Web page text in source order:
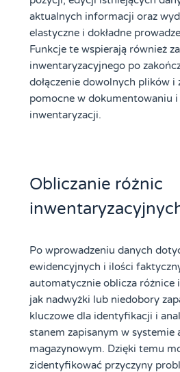
aktualnych informacji oraz
elastyczne i dokładne
Funkcje te wspierają również
inwentaryzacyjnego po
dołączenie dowolnych plików i
pomocne w dokumentowaniu
inwentaryzacji.
Obliczanie różnic
Po wprowadzeniu danych
ewidencyjnych i ilości
automatycznie oblicza różnice
jak nadwyżki lub niedobory
kluczowe dla identyfikacji i
stanem zapisanym w systemie
magazynowym. Dzięki temu
zidentyfikować przyczyny